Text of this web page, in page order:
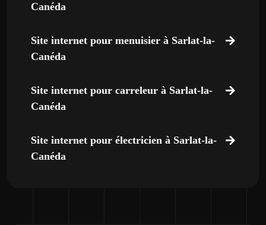
Canéda
Site internet pour menuisier à Sarlat-la-
Canéda
Site internet pour carreleur à Sarlat-la-
Canéda
Site internet pour électricien à Sarlat-la-
Canéda